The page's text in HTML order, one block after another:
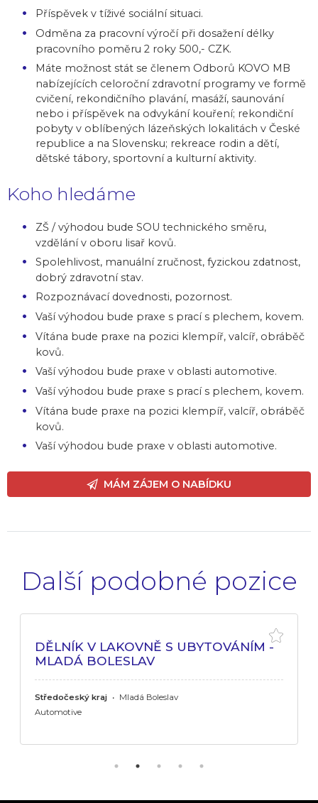
Příspěvek v tíživé sociální situaci.
Odměna za pracovní výročí při dosažení délky
pracovního poměru 2 roky 500,- CZK.
Máte možnost stát se členem Odborů KOVO MB
nabízejících celoroční zdravotní programy ve formě
cvičení, rekondičního plavání, masáží, saunování
nebo i příspěvek na odvykání kouření; rekondiční
pobyty v oblíbených lázeňských lokalitách v České
republice a na Slovensku; rekreace rodin a dětí,
dětské tábory, sportovní a kulturní aktivity.
Koho hledáme
ZŠ / výhodou bude SOU technického směru,
vzdělání v oboru lisař kovů.
Spolehlivost, manuální zručnost, fyzickou zdatnost,
dobrý zdravotní stav.
Rozpoznávací dovednosti, pozornost.
Vaší výhodou bude praxe s prací s plechem, kovem.
Vítána bude praxe na pozici klempíř, valcíř, obráběč
kovů.
Vaší výhodou bude praxe v oblasti automotive.
Vaší výhodou bude praxe s prací s plechem, kovem.
Vítána bude praxe na pozici klempíř, valcíř, obráběč
kovů.
Vaší výhodou bude praxe v oblasti automotive.
MÁM ZÁJEM O NABÍDKU
Další podobné pozice
DĚLNÍK V LAKOVNĚ S UBYTOVÁNÍM -
MLADÁ BOLESLAV
Středočeský kraj • Mladá Boleslav
Automotive